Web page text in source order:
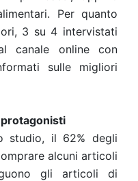
Per quanto
3 su 4 intervistati
canale online con
sulle migliori
studio, il 62% degli
alcuni articoli
gli articoli di